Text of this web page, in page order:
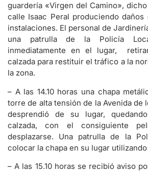
guardería «Virgen del Camino»,
calle Isaac Peral produciendo
instalaciones. El personal de
una patrulla de la Policía
inmediatamente en el lugar,
calzada para restituir el tráfico a la
la zona.
– A las 14.10 horas una chapa
torre de alta tensión de la Avenida de
desprendió de su lugar,
calzada, con el consiguiente
desplazarse. Una patrulla de la
colocar la chapa en su lugar
– A las 15.10 horas se recibió aviso